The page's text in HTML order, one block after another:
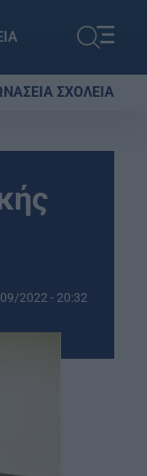
ΣΧΟΛΕΙΑ
2022 - 20:32